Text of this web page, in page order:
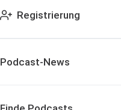
Registrierung
Podcast-News